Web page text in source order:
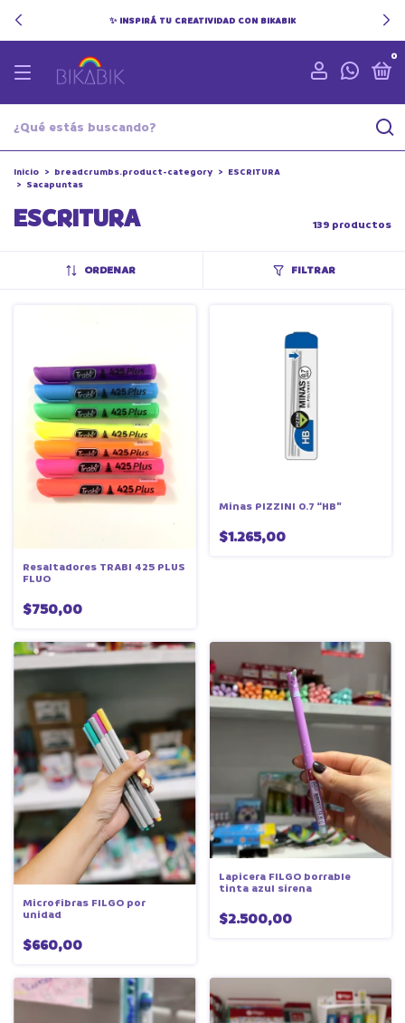
✨ INSPIRÁ TU CREATIVIDAD CON BIKABIK
0
Inicio > breadcrumbs.product-category > ESCRITURA
> Sacapuntas
ESCRITURA 139 productos
ORDENAR FILTRAR
Resaltadores TRABI 425 PLUS
FLUO
$750,00
Minas PIZZINI 0.7 “HB”
$1.265,00
Microfibras FILGO por
unidad
$660,00
Lapicera FILGO borrable
tinta azul sirena
$2.500,00